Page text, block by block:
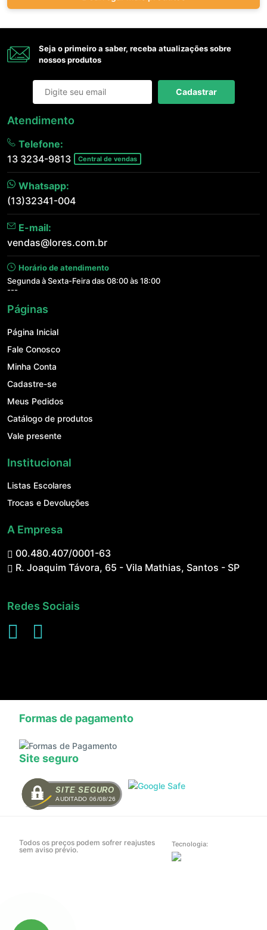
Seja o primeiro a saber, receba atualizações sobre
nossos produtos
Cadastrar
Atendimento
Telefone:
13 3234-9813
Central de vendas
Whatsapp:
(13)32341-004
E-mail:
vendas@lores.com.br
Horário de atendimento
Segunda à Sexta-Feira das 08:00 às 18:00
---
Páginas
Página Inicial
Fale Conosco
Minha Conta
Cadastre-se
Meus Pedidos
Catálogo de produtos
Vale presente
Institucional
Listas Escolares
Trocas e Devoluções
A Empresa
00.480.407/0001-63
R. Joaquim Távora, 65 - Vila Mathias, Santos - SP
Redes Sociais
Formas de pagamento
Site seguro
SITE SEGURO
AUDITADO 06/08/26
Todos os preços podem sofrer reajustes
sem aviso prévio.
Tecnologia: